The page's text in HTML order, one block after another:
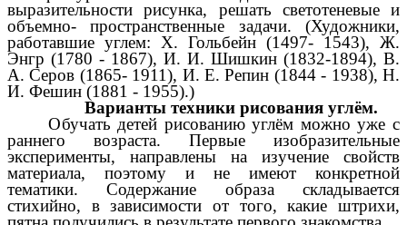
выразительности рисунка, решать светотеневые и
объемно- пространственные задачи. (Художники,
работавшие углем: Х. Гольбейн (1497- 1543), Ж.
Энгр (1780 - 1867), И. И. Шишкин (1832-1894), В.
А. Серов (1865- 1911), И. Е. Репин (1844 - 1938), Н.
И. Фешин (1881 - 1955).)
Варианты техники рисования углём.
Обучать детей рисованию углём можно уже с
раннего возраста. Первые изобразительные
эксперименты, направлены на изучение свойств
материала, поэтому и не имеют конкретной
тематики. Содержание образа складывается
стихийно, в зависимости от того, какие штрихи,